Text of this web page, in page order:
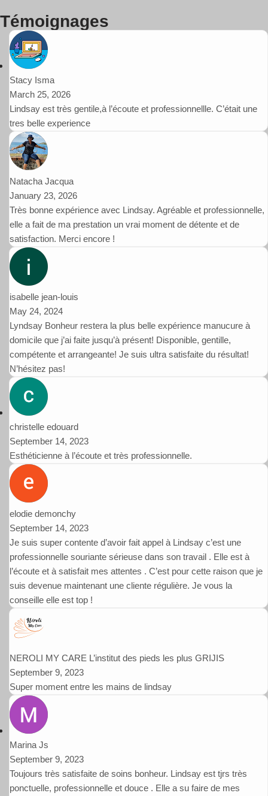
Témoignages
Stacy Isma
March 25, 2026
Lindsay est très gentile,à l’écoute et professionnellle. C’était une
tres belle experience
Natacha Jacqua
January 23, 2026
Très bonne expérience avec Lindsay. Agréable et professionnelle,
elle a fait de ma prestation un vrai moment de détente et de
satisfaction. Merci encore !
isabelle jean-louis
May 24, 2024
Lyndsay Bonheur restera la plus belle expérience manucure à
domicile que j’ai faite jusqu’à présent! Disponible, gentille,
compétente et arrangeante! Je suis ultra satisfaite du résultat!
N’hésitez pas!
christelle edouard
September 14, 2023
Esthéticienne à l’écoute et très professionnelle.
elodie demonchy
September 14, 2023
Je suis super contente d’avoir fait appel à Lindsay c’est une
professionnelle souriante sérieuse dans son travail . Elle est à
l’écoute et à satisfait mes attentes . C’est pour cette raison que je
suis devenue maintenant une cliente régulière. Je vous la
conseille elle est top !
NEROLI MY CARE L’institut des pieds les plus GRIJIS
September 9, 2023
Super moment entre les mains de lindsay
Marina Js
September 9, 2023
Toujours très satisfaite de soins bonheur. Lindsay est tjrs très
ponctuelle, professionnelle et douce . Elle a su faire de mes